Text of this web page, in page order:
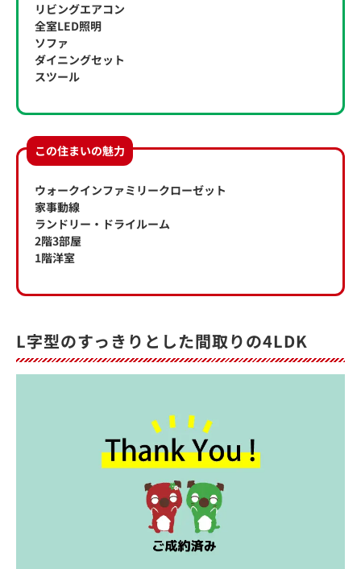
リビングエアコン
全室LED照明
ソファ
ダイニングセット
スツール
この住まいの魅力
ウォークインファミリークローゼット
家事動線
ランドリー・ドライルーム
2階3部屋
1階洋室
L字型のすっきりとした間取りの4LDK